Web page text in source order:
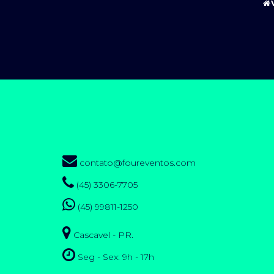
contato@foureventos.com
(45) 3306-7705
(45) 99811-1250
Cascavel - PR.
Seg - Sex: 9h - 17h